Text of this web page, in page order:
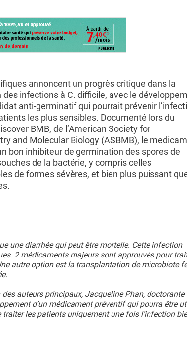
annoncent un progrès critique dans la
des infections à C. difficile, avec le
anti-germinatif qui pourrait prévenir
les plus sensibles. Documenté lors du
BMB, de l’American Society for
and Molecular Biology (ASBMB), le
bon inhibiteur de germination des spores de
de la bactérie, y compris celles
de formes sévères, et bien plus puissant
une diarrhée qui peut être mortelle. Cette infection
2 médicaments majeurs sont approuvés pour
autre option est la transplantation de microbiote
auteurs principaux, Jacqueline Phan, doctorante
d’un médicament préventif qui pourra être
les patients uniquement une fois l’infection